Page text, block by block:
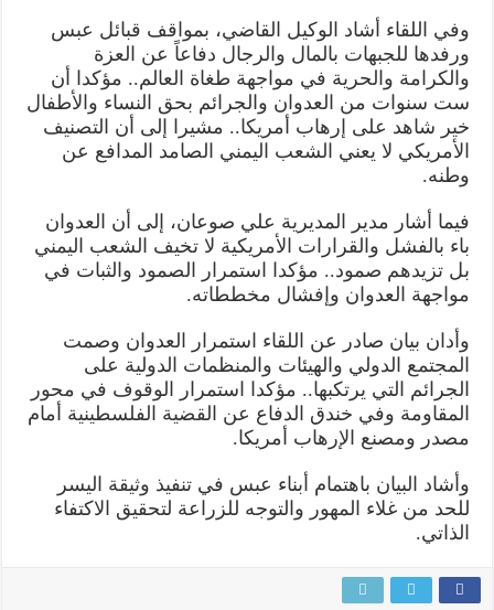
وفي اللقاء أشاد الوكيل القاضي، بمواقف قبائل عبس
ورفدها للجبهات بالمال والرجال دفاعاً عن العزة
والكرامة والحرية في مواجهة طغاة العالم.. مؤكدا أن
ست سنوات من العدوان والجرائم بحق النساء والأطفال
خير شاهد على إرهاب أمريكا.. مشيرا إلى أن التصنيف
الأمريكي لا يعني الشعب اليمني الصامد المدافع عن
وطنه.
فيما أشار مدير المديرية علي صوعان، إلى أن العدوان
باء بالفشل والقرارات الأمريكية لا تخيف الشعب اليمني
بل تزيدهم صمود.. مؤكدا استمرار الصمود والثبات في
مواجهة العدوان وإفشال مخططاته.
وأدان بيان صادر عن اللقاء استمرار العدوان وصمت
المجتمع الدولي والهيئات والمنظمات الدولية على
الجرائم التي يرتكبها.. مؤكدا استمرار الوقوف في محور
المقاومة وفي خندق الدفاع عن القضية الفلسطينية أمام
مصدر ومصنع الإرهاب أمريكا.
وأشاد البيان باهتمام أبناء عبس في تنفيذ وثيقة اليسر
للحد من غلاء المهور والتوجه للزراعة لتحقيق الاكتفاء
الذاتي.